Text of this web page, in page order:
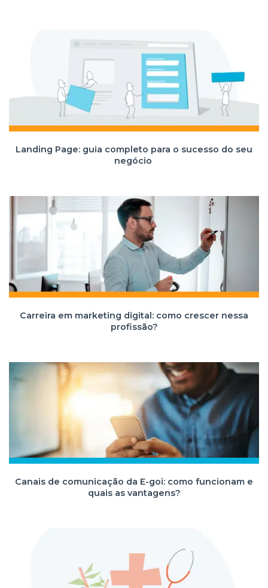
Landing Page: guia completo para o sucesso do seu
negócio
Carreira em marketing digital: como crescer nessa
profissão?
Canais de comunicação da E-goi: como funcionam e
quais as vantagens?